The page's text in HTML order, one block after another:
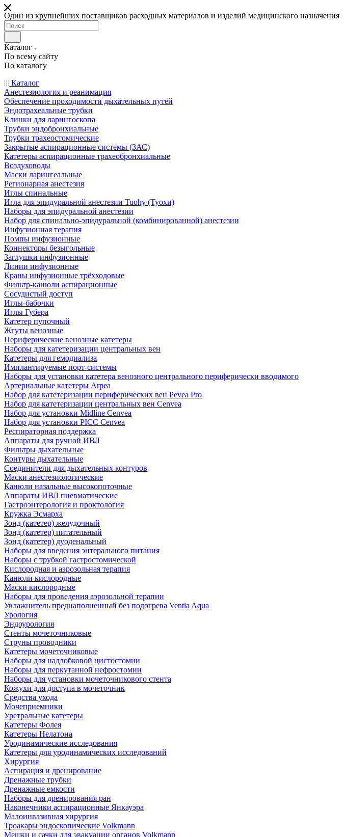
Один из крупнейших поставщиков расходных материалов и изделий медицинского назначения
Каталог
По всему сайту
По каталогу
Каталог
Анестезиология и реанимация
Обеспечение проходимости дыхательных путей
Эндотрахеальные трубки
Клинки для ларингоскопа
Трубки эндобронхиальные
Трубки трахеостомические
Закрытые аспирационные системы (ЗАС)
Катетеры аспирационные трахеобронхиальные
Воздуховоды
Маски ларингеальные
Регионарная анестезия
Иглы спинальные
Игла для эпидуральной анестезии Tuohy (Туохи)
Наборы для эпидуральной анестезии
Набор для спинально-эпидуральной (комбинированной) анестезии
Инфузионная терапия
Помпы инфузионные
Коннекторы безыгольные
Заглушки инфузионные
Линии инфузионные
Краны инфузионные трёхходовые
Фильтр-канюли аспирационные
Сосудистый доступ
Иглы-бабочки
Иглы Губера
Катетер пупочный
Жгуты венозные
Периферические венозные катетеры
Наборы для катетеризации центральных вен
Катетеры для гемодиализа
Имплантируемые порт‑системы
Наборы для установки катетера венозного центрального периферически вводимого
Артериальные катетеры Arpea
Набор для катетеризации периферических вен Pevea Pro
Набор для катетеризации центральных вен Cenvea
Набор для установки Midline Cenvea
Набор для установки PICC Cenvea
Респираторная поддержка
Аппараты для ручной ИВЛ
Фильтры дыхательные
Контуры дыхательные
Соединители для дыхательных контуров
Маски анестезиологические
Канюли назальные высокопоточные
Аппараты ИВЛ пневматические
Гастроэнтерология и проктология
Кружка Эсмарха
Зонд (катетер) желудочный
Зонд (катетер) питательный
Зонд (катетер) дуоденальный
Наборы для введения энтерального питания
Наборы с трубкой гастростомической
Кислородная и аэрозольная терапия
Канюли кислородные
Маски кислородные
Наборы для проведения аэрозольной терапии
Увлажнитель преднаполненный без подогрева Ventia Aqua
Урология
Эндоурология
Стенты мочеточниковые
Струны проводники
Катетеры мочеточниковые
Наборы для надлобковой цистостомии
Наборы для перкутанной нефростомии
Наборы для установки мочеточникового стента
Кожухи для доступа в мочеточник
Средства ухода
Мочеприемники
Уретральные катетеры
Катетеры Фолея
Катетеры Нелатона
Уродинамические исследования
Катетеры для уродинамических исследований
Хирургия
Аспирация и дренирование
Дренажные трубки
Дренажные емкости
Наборы для дренирования ран
Наконечники аспирационные Янкауэра
Малоинвазивная хирургия
Троакары эндоскопические Volkmann
Мешки и сачки для эвакуации органов Volkmann